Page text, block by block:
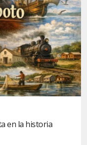
en la historia